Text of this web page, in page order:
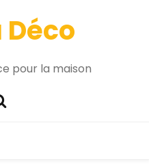
Déco
pour la maison